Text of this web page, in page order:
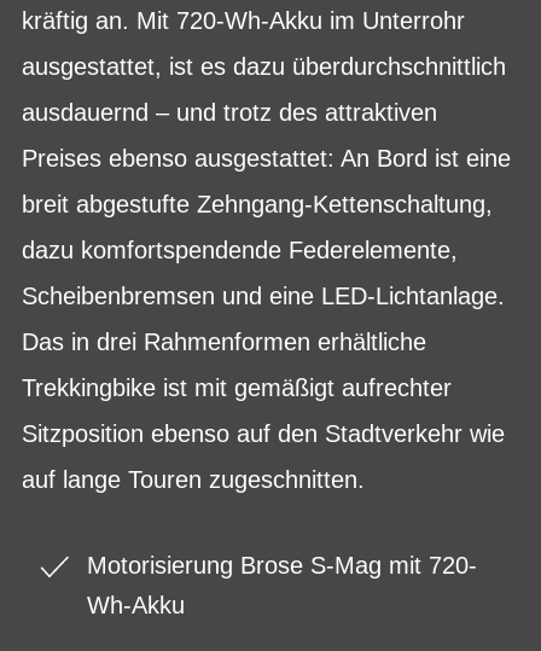
kräftig an. Mit 720-Wh-Akku im Unterrohr
ausgestattet, ist es dazu überdurchschnittlich
ausdauernd – und trotz des attraktiven
Preises ebenso ausgestattet: An Bord ist eine
breit abgestufte Zehngang-Kettenschaltung,
dazu komfortspendende Federelemente,
Scheibenbremsen und eine LED-Lichtanlage.
Das in drei Rahmenformen erhältliche
Trekkingbike ist mit gemäßigt aufrechter
Sitzposition ebenso auf den Stadtverkehr wie
auf lange Touren zugeschnitten.
Motorisierung Brose S-Mag mit 720-
Wh-Akku